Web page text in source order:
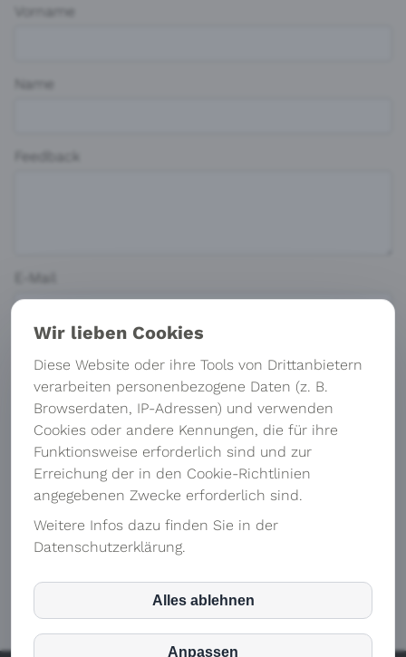
Vorname
Name
Feedback
E-Mail
Reloaded" für den Typ „Idealist“ gratis als PDF erhalten
Ja
Nein
Absenden
Begeisterung braucht Pflege! Du darfst dich neu
ausrichten, auftanken und dir selbst die gleiche
Wir lieben Cookies
Diese Website oder ihre Tools von Drittanbietern
verarbeiten personenbezogene Daten (z. B.
Browserdaten, IP-Adressen) und verwenden
Cookies oder andere Kennungen, die für ihre
Funktionsweise erforderlich sind und zur
Erreichung der in den Cookie-Richtlinien
angegebenen Zwecke erforderlich sind.
Weitere Infos dazu finden Sie in der
Datenschutzerklärung.
Alles ablehnen
Anpassen